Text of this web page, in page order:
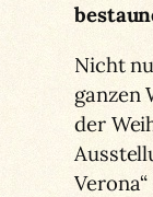
Nicht
ganzen
der